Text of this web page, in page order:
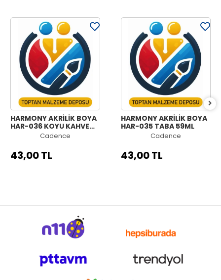
HARMONY AKRİLİK BOYA
HAR-036 KOYU KAHVE
Cadence
43,00 TL
HARMONY AKRİLİK BOYA
HAR-035 TABA 59ML
Cadence
43,00 TL